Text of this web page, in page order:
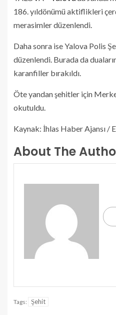
186. yıldönümü aktiflikleri
merasimler düzenlendi.
Daha sonra ise Yalova Polis
düzenlendi. Burada da
karanfiller bırakıldı.
Öte yandan şehitler için
okutuldu.
Kaynak: İhlas Haber Ajansı /
About The
Tags: Şehit